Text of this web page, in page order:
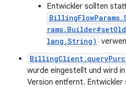
Entwickler sollten
lang.String)
wurde eingestellt und wird
Version entfernt.